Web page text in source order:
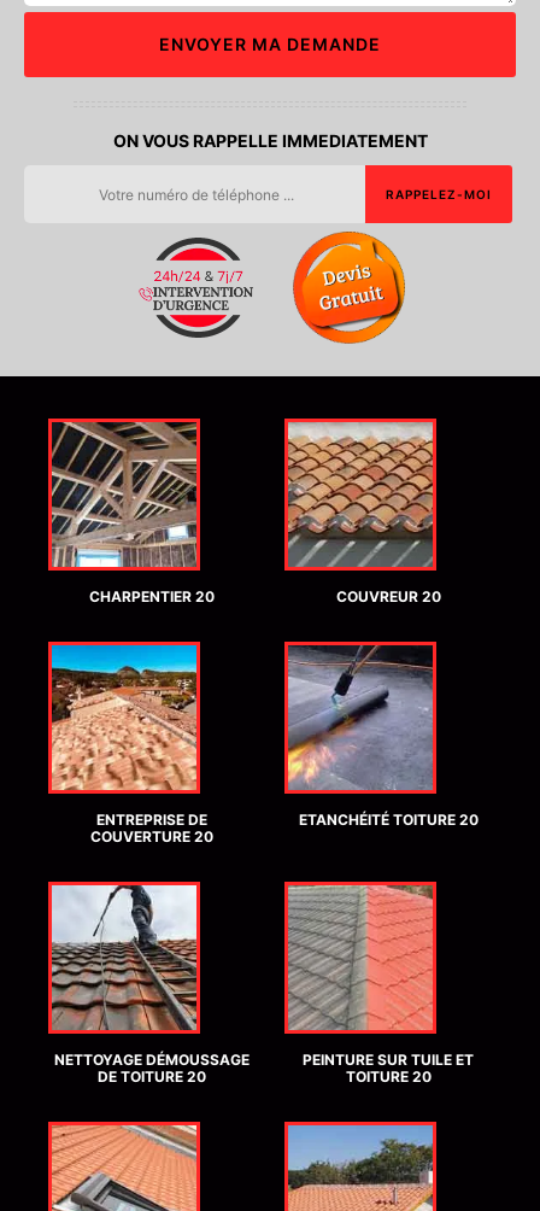
ON VOUS RAPPELLE IMMEDIATEMENT
CHARPENTIER 20 COUVREUR 20
ENTREPRISE DE
COUVERTURE 20
ETANCHÉITÉ TOITURE 20
NETTOYAGE DÉMOUSSAGE
DE TOITURE 20
PEINTURE SUR TUILE ET
TOITURE 20